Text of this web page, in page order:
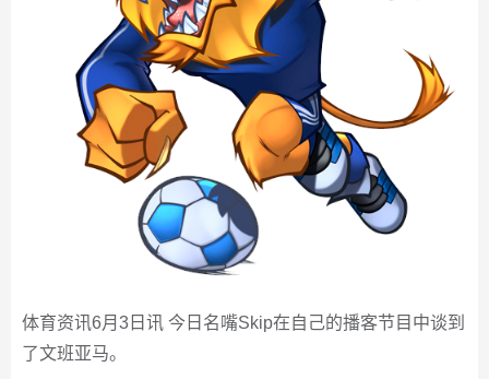
体育资讯6月3日讯 今日名嘴Skip在自己的播客节目中谈到
了文班亚马。